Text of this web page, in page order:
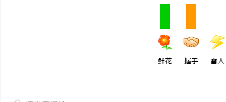
鲜花 握手 雷人